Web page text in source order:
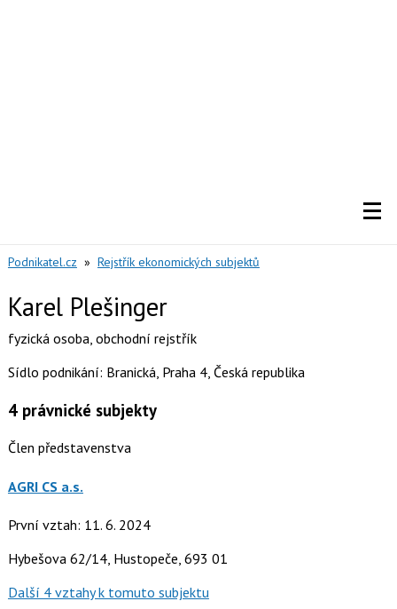
Podnikatel.cz » Rejstřík ekonomických subjektů
Karel Plešinger
fyzická osoba, obchodní rejstřík
Sídlo podnikání: Branická, Praha 4, Česká republika
4právnické subjekty
Člen představenstva
AGRI CS a.s.
První vztah: 11. 6. 2024
Hybešova 62/14, Hustopeče, 693 01
Další 4 vztahy k tomuto subjektu